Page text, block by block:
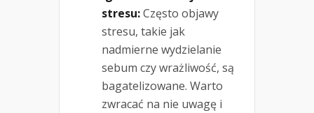
stresu:Często objawy
stresu, takie jak
nadmierne wydzielanie
sebum czy wrażliwość, są
bagatelizowane. Warto
zwracać na nie uwagę i